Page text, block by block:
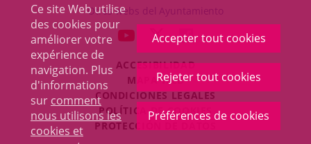
Ce site Web utilise
des cookies pour
améliorer votre
expérience de
navigation. Plus
d'informations
sur comment
nous utilisons les
cookies et
Accepter tout cookies
Rejeter tout cookies
Préférences de cookies
ventana
nueva.
Otras webs del Ayuntamiento
ENLACE
A
UNA
APLICACIÓN
EXTERNA.
ENLACE
A
UNA
APLICACIÓN
EXTERNA.
ENLACE
A
UNA
APLICACIÓN
EXTERNA.
ACCESIBILIDAD
MAPA WEB
CONDICIONES LEGALES
POLÍTICA DE COOKIES
PROTECCIÓN DE DATOS